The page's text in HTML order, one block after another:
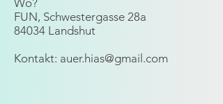
Wo?
FUN, Schwestergasse 28a
84034 Landshut
Kontakt: auer.hias@gmail.com